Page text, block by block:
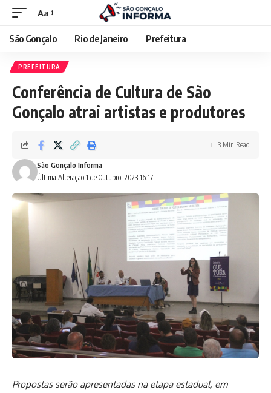
Aa
São Gonçalo Rio de Janeiro Prefeitura
PREFEITURA
Conferência de Cultura de São
Gonçalo atrai artistas e produtores
Última Alteração 1 de Outubro, 2023 16:17
São Gonçalo Informa
3 Min Read
Propostas serão apresentadas na etapa estadual, em